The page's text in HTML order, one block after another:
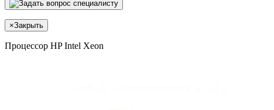
×Закрыть
Процессор HP Intel Xeon